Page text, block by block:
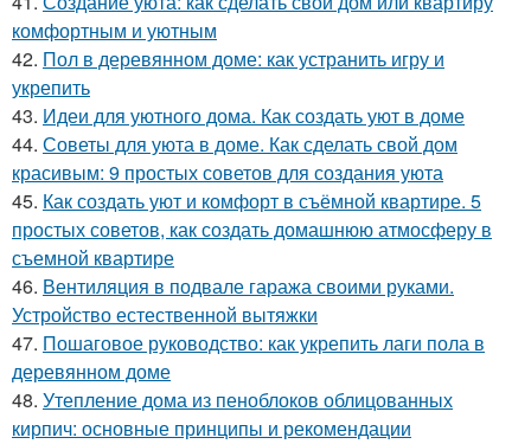
комфортным и уютным
42. Пол в деревянном доме: как устранить игру и
укрепить
43. Идеи для уютного дома. Как создать уют в доме
44. Советы для уюта в доме. Как сделать свой дом
красивым: 9 простых советов для создания уюта
45. Как создать уют и комфорт в съёмной квартире. 5
простых советов, как создать домашнюю атмосферу в
съемной квартире
46. Вентиляция в подвале гаража своими руками.
Устройство естественной вытяжки
47. Пошаговое руководство: как укрепить лаги пола в
деревянном доме
48. Утепление дома из пеноблоков облицованных
кирпич: основные принципы и рекомендации